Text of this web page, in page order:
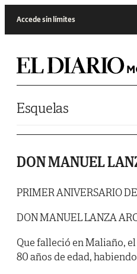
Accede sin límites
Esquelas
DON MANUEL
PRIMER ANIVERSARIO
DON MANUEL LANZA
Que falleció en Maliaño, el
80 años de edad, habiendo